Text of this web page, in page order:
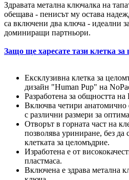
Здравата метална ключалка на
обещава - пенисът му остава
са включени два ключа - идеални
доминиращи партньори.
Защо ще харесате тази клетка за
Ексклузивна клетка за
дизайн "Human Pup" на
Разработена за общността на
Включва четири
с различни размери за
Отворът в горната част на
позволява уриниране, без да
клетката за целомъдрие.
Изработена е от
пластмаса.
Включена е здрава метална